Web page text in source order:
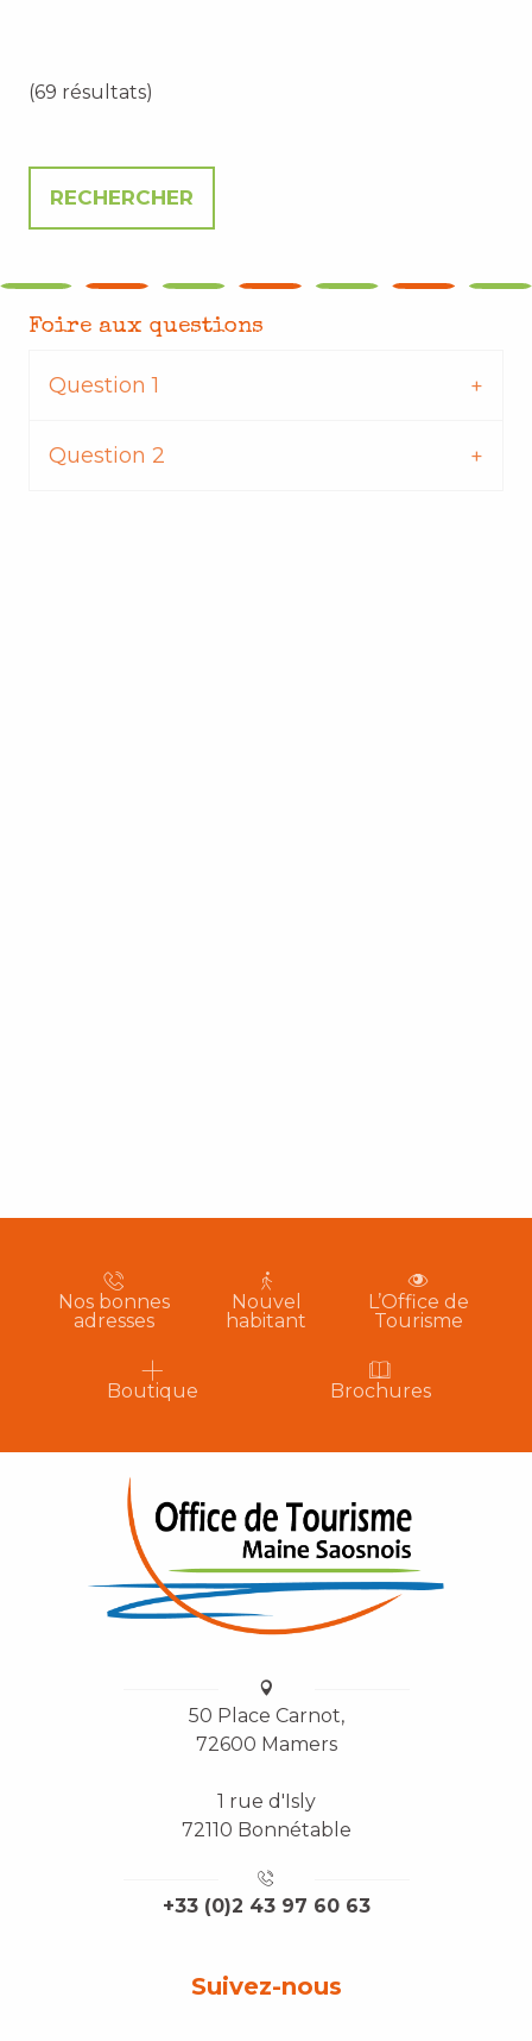
(69 résultats)
Foire aux questions
Question 1
Question 2
Nos bonnes
adresses
Nouvel
habitant
L’Office de
Tourisme
Boutique Brochures
50 Place Carnot,
72600 Mamers
1 rue d'Isly
72110 Bonnétable
+33 (0)2 43 97 60 63
Suivez-nous